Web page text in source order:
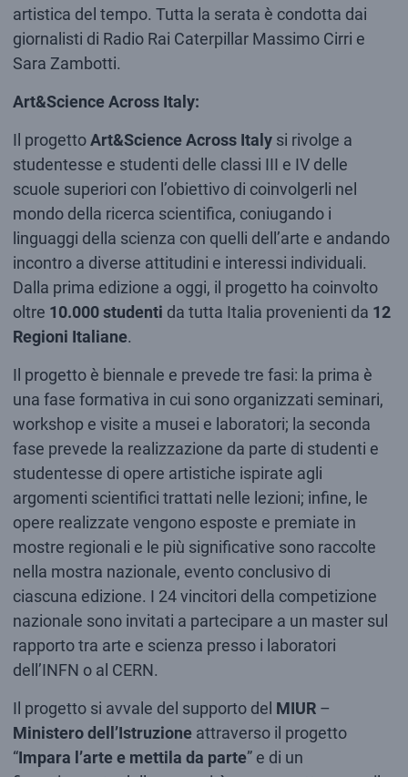
artistica del tempo. Tutta la serata è condotta dai
giornalisti di Radio Rai Caterpillar Massimo Cirri e
Sara Zambotti.
Art&Science Across Italy:
Il progettoArt&Science Across Italy si rivolge a
studentesse e studenti delle classi III e IV delle
scuole superiori con l’obiettivo di coinvolgerli nel
mondo della ricerca scientifica, coniugando i
linguaggi della scienza con quelli dell’arte e andando
incontro a diverse attitudini e interessi individuali.
Dalla prima edizione a oggi, il progetto ha coinvolto
oltre 10.000 studenti da tutta Italia provenienti da 12
Regioni Italiane.
Il progetto è biennale e prevede tre fasi: la prima è
una fase formativa in cui sono organizzati seminari,
workshop e visite a musei e laboratori; la seconda
fase prevede la realizzazione da parte di studenti e
studentesse di opere artistiche ispirate agli
argomenti scientifici trattati nelle lezioni; infine, le
opere realizzate vengono esposte e premiate in
mostre regionali e le più significative sono raccolte
nella mostra nazionale, evento conclusivo di
ciascuna edizione. I 24 vincitori della competizione
nazionale sono invitati a partecipare a un master sul
rapporto tra arte e scienza presso i laboratori
dell’INFN o al CERN.
Il progetto si avvale del supporto del MIUR –
Ministero dell’Istruzione attraverso il progetto
“Impara l’arte e mettila da parte” e di un